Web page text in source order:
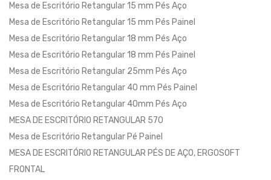
Mesa de Escritório Retangular 15 mm Pés Aço
Mesa de Escritório Retangular 15 mm Pés Painel
Mesa de Escritório Retangular 18 mm Pés Aço
Mesa de Escritório Retangular 18 mm Pés Painel
Mesa de Escritório Retangular 25mm Pés Aço
Mesa de Escritório Retangular 40 mm Pés Painel
Mesa de Escritório Retangular 40mm Pés Aço
MESA DE ESCRITÓRIO RETANGULAR 570
Mesa de Escritório Retangular Pé Painel
MESA DE ESCRITÓRIO RETANGULAR PÉS DE AÇO, ERGOSOFT
FRONTAL